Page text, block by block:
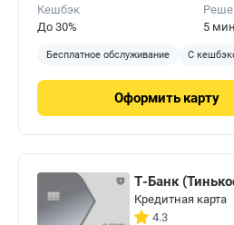
Кешбэк
До 30%
5
Бесплатное обслуживание С
Оформить карту
Т-Банк
Кредитная карта
4.3